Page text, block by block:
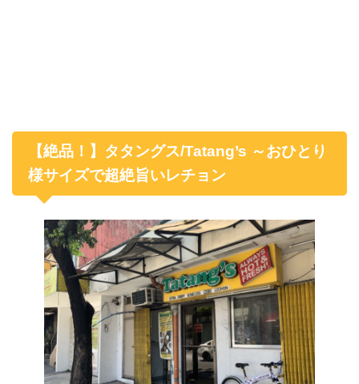
【絶品！】タタングス/Tatang’s ～おひとり
様サイズで超絶旨いレチョン